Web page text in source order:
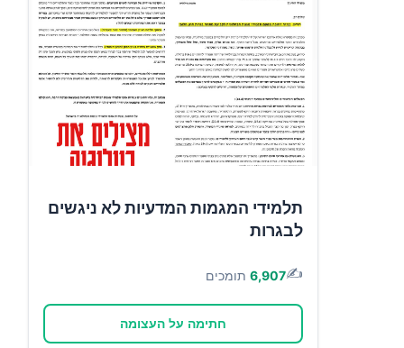
תלמידי המגמות המדעיות לא ניגשים
לבגרות
✍️
6,907 תומכים
חתימה על העצומה